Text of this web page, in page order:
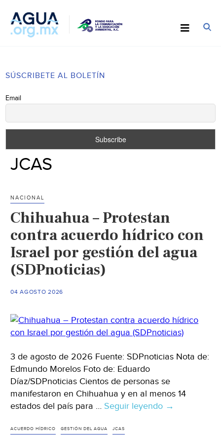
SÚSCRIBETE AL BOLETÍN
Email
JCAS
NACIONAL
Chihuahua – Protestan
contra acuerdo hídrico con
Israel por gestión del agua
(SDPnoticias)
04 AGOSTO 2026
3 de agosto de 2026 Fuente: SDPnoticias Nota de:
Edmundo Morelos Foto de: Eduardo
Díaz/SDPnoticias Cientos de personas se
manifestaron en Chihuahua y en al menos 14
estados del país para … Seguir leyendo Chihuahua
→
ACUERDO HÍDRICO GESTIÓN DEL AGUA JCAS